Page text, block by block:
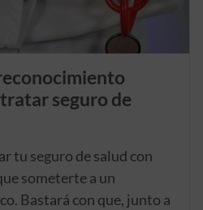
seguro de
tu seguro de salud con
someterte a un
Bastará con que, junto a